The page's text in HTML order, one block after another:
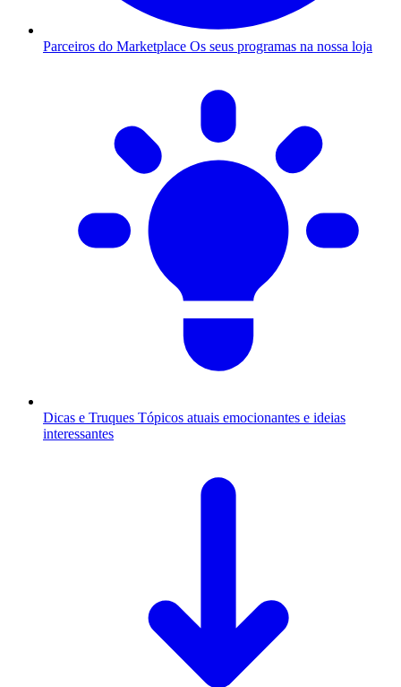
Parceiros do Marketplace Os seus programas na nossa loja
Dicas e Truques Tópicos atuais emocionantes e ideias
interessantes